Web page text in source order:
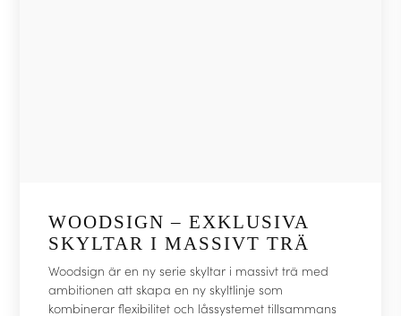
WOODSIGN – EXKLUSIVA
SKYLTAR I MASSIVT TRÄ
Woodsign är en ny serie skyltar i massivt trä med
ambitionen att skapa en ny skyltlinje som
kombinerar flexibilitet och låssystemet tillsammans